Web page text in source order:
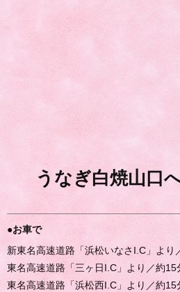
うなぎ白焼山口
●お車で
新東名高速道路「浜松いなさI.C」より
東名高速道路「三ヶ日I.C」より／約15
東名高速道路「浜松西I.C」より／約15